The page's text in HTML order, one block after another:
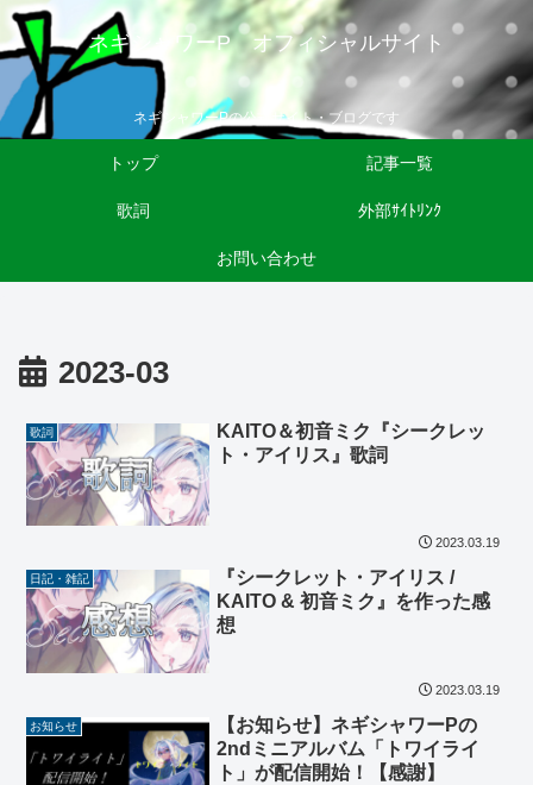
ネギシャワーP オフィシャルサイト
ネギシャワーPの公式サイト・ブログです
トップ 記事一覧
歌詞 外部ｻｲﾄﾘﾝｸ
お問い合わせ
2023-03
歌詞
KAITO＆初音ミク『シークレッ
ト・アイリス』歌詞
2023.03.19
日記・雑記
『シークレット・アイリス /
KAITO & 初音ミク』を作った感
想
2023.03.19
お知らせ
【お知らせ】ネギシャワーPの
2ndミニアルバム「トワイライ
ト」が配信開始！【感謝】